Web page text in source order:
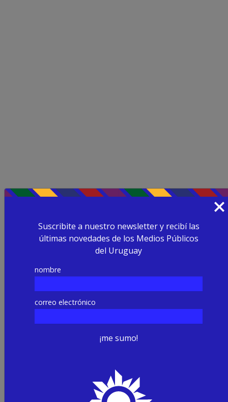
Suscribite a nuestro newsletter y recibí las
últimas novedades de los Medios Públicos
del Uruguay
nombre
correo electrónico